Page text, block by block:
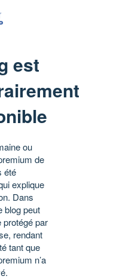
est
ou
de
été
explique
Dans
blog peut
protégé par
rendant
tant que
n’a